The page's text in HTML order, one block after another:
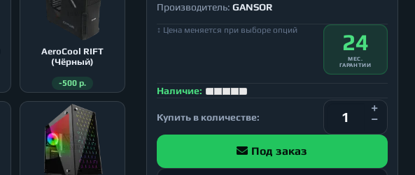
AeroСool RIFT
(Чёрный)
-500 р.
Производитель: GANSOR
↕ Цена меняется при выборе опций 24
МЕС.
ГАРАНТИИ
Наличие:
Купить в количестве:
Под заказ